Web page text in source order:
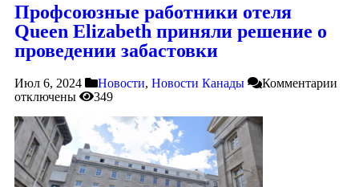
Профсоюзные работники отеля
Queen Elizabeth приняли решение о
проведении забастовки
Июл 6, 2024 Новости, Новости Канады
Комментарии
отключены
349